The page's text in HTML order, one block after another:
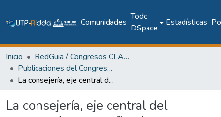
Comunidades
Todo
DSpace
Estadísticas
Inicio
RedGuia / Congresos CLABES
Publicaciones del Congreso Internacional CLABES
La consejería, eje central del proceso de acompañamiento a estudiantes
La consejería, eje central del